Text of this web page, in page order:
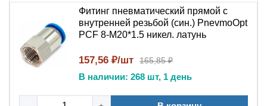
Фитинг пневматический прямой с
внутренней резьбой (син.) PnevmoOpt
PCF 8-M20*1.5 никел. латунь
157,56 ₽/шт 165,85 ₽
В наличии: 268 шт, 1 день